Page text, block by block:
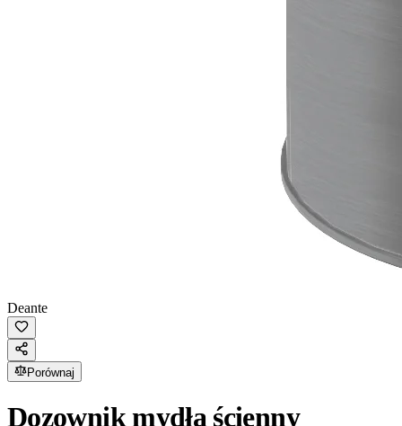
Deante
Porównaj
Dozownik mydła ścienny